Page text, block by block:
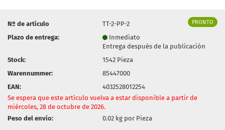
PRONTO
Nº de artículo
TT-2-PP-2
Plazo de entrega:
Inmediato
Entrega después de la publicación
Stock:
1542 Pieza
Warennummer:
85447000
EAN:
4032528012254
Se espera que este artículo vuelva a estar disponible a partir de
miércoles, 28 de octubre de 2026.
Peso del envío:
0.02 kg por Pieza